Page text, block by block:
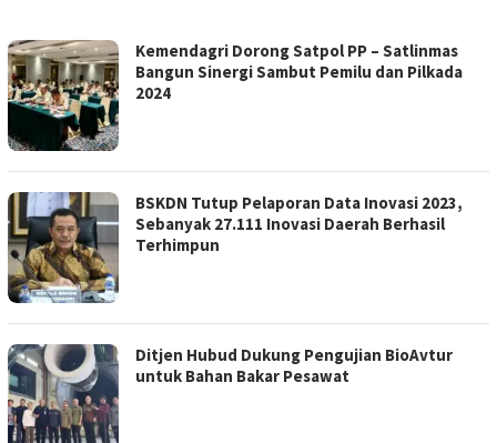
NUSANTARA
INFO
Kemendagri Dorong Satpol PP – Satlinmas
Bangun Sinergi Sambut Pemilu dan Pilkada
2024
BSKDN Tutup Pelaporan Data Inovasi 2023,
Sebanyak 27.111 Inovasi Daerah Berhasil
Terhimpun
Ditjen Hubud Dukung Pengujian BioAvtur
untuk Bahan Bakar Pesawat